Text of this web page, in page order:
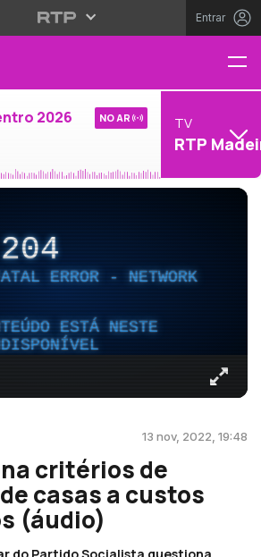
Entrar
2026 NO AR TV
RTP
204
ERROR - NETWORK
ESTÁ NESTE
13 nov, 2022, 19:48
critérios de
casas a custos
(áudio)
do Partido Socialista questiona